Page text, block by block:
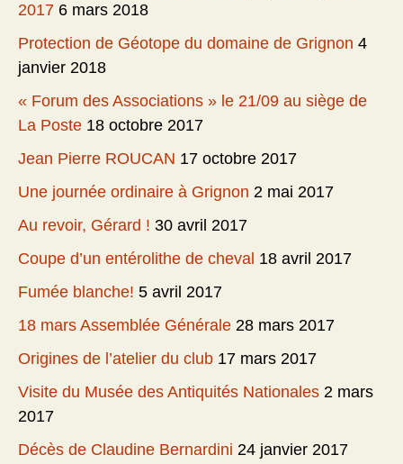
2017 6 mars 2018
Protection de Géotope du domaine de Grignon 4
janvier 2018
« Forum des Associations » le 21/09 au siège de
La Poste 18 octobre 2017
Jean Pierre ROUCAN 17 octobre 2017
Une journée ordinaire à Grignon 2 mai 2017
Au revoir, Gérard ! 30 avril 2017
Coupe d’un entérolithe de cheval 18 avril 2017
Fumée blanche! 5 avril 2017
18 mars Assemblée Générale 28 mars 2017
Origines de l’atelier du club 17 mars 2017
Visite du Musée des Antiquités Nationales 2 mars
2017
Décès de Claudine Bernardini 24 janvier 2017